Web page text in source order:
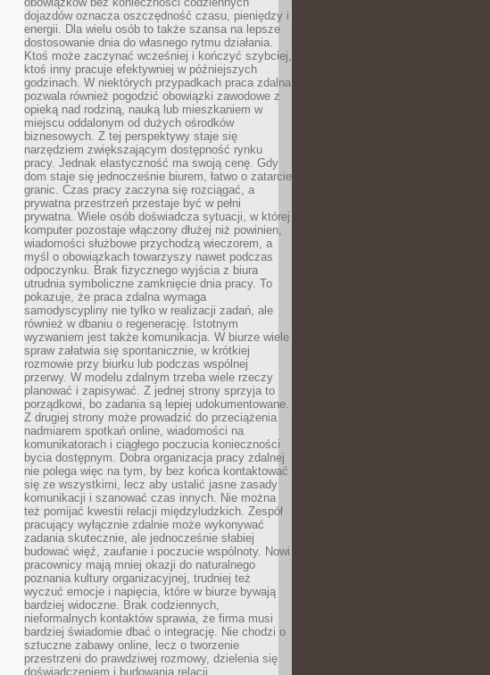
dojazdów oznacza oszczędność czasu, pieniędzy i
energii. Dla wielu osób to także szansa na lepsze
dostosowanie dnia do własnego rytmu działania.
Ktoś może zaczynać wcześniej i kończyć szybciej,
ktoś inny pracuje efektywniej w późniejszych
godzinach. W niektórych przypadkach praca zdalna
pozwala również pogodzić obowiązki zawodowe z
opieką nad rodziną, nauką lub mieszkaniem w
miejscu oddalonym od dużych ośrodków
biznesowych. Z tej perspektywy staje się
narzędziem zwiększającym dostępność rynku
pracy. Jednak elastyczność ma swoją cenę. Gdy
dom staje się jednocześnie biurem, łatwo o zatarcie
granic. Czas pracy zaczyna się rozciągać, a
prywatna przestrzeń przestaje być w pełni
prywatna. Wiele osób doświadcza sytuacji, w której
komputer pozostaje włączony dłużej niż powinien,
wiadomości służbowe przychodzą wieczorem, a
myśl o obowiązkach towarzyszy nawet podczas
odpoczynku. Brak fizycznego wyjścia z biura
utrudnia symboliczne zamknięcie dnia pracy. To
pokazuje, że praca zdalna wymaga
samodyscypliny nie tylko w realizacji zadań, ale
również w dbaniu o regenerację. Istotnym
wyzwaniem jest także komunikacja. W biurze wiele
spraw załatwia się spontanicznie, w krótkiej
rozmowie przy biurku lub podczas wspólnej
przerwy. W modelu zdalnym trzeba wiele rzeczy
planować i zapisywać. Z jednej strony sprzyja to
porządkowi, bo zadania są lepiej udokumentowane.
Z drugiej strony może prowadzić do przeciążenia
nadmiarem spotkań online, wiadomości na
komunikatorach i ciągłego poczucia konieczności
bycia dostępnym. Dobra organizacja pracy zdalnej
nie polega więc na tym, by bez końca kontaktować
się ze wszystkimi, lecz aby ustalić jasne zasady
komunikacji i szanować czas innych. Nie można
też pomijać kwestii relacji międzyludzkich. Zespół
pracujący wyłącznie zdalnie może wykonywać
zadania skutecznie, ale jednocześnie słabiej
budować więź, zaufanie i poczucie wspólnoty. Nowi
pracownicy mają mniej okazji do naturalnego
poznania kultury organizacyjnej, trudniej też
wyczuć emocje i napięcia, które w biurze bywają
bardziej widoczne. Brak codziennych,
nieformalnych kontaktów sprawia, że firma musi
bardziej świadomie dbać o integrację. Nie chodzi o
sztuczne zabawy online, lecz o tworzenie
przestrzeni do prawdziwej rozmowy, dzielenia się
doświadczeniem i budowania relacji